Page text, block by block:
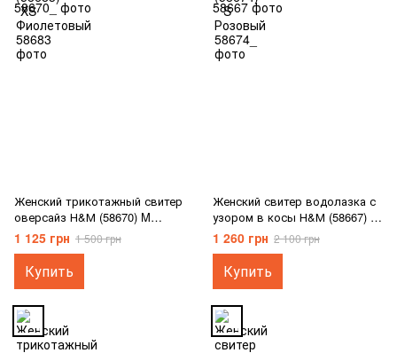
Женский трикотажный свитер
оверсайз Н&М (58670) M
Светло-бежевый
1 125 грн 1 500 грн
Купить
Женский свитер водолазка с
узором в косы Н&М (58667) М
Розовый
1 260 грн 2 100 грн
Купить